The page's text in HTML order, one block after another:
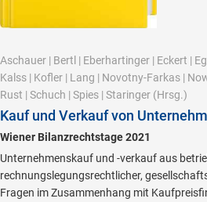
Aschauer | Bertl | Eberhartinger | Eckert |
Kalss | Kofler | Lang | Novotny-Farkas |
Rust | Schuch | Spies | Staringer (Hrsg.)
Kauf und Verkauf von
Wiener Bilanzrechtstage 2021
Unternehmenskauf und -verkauf aus
rechnungslegungsrechtlicher,
Fragen im Zusammenhang mit